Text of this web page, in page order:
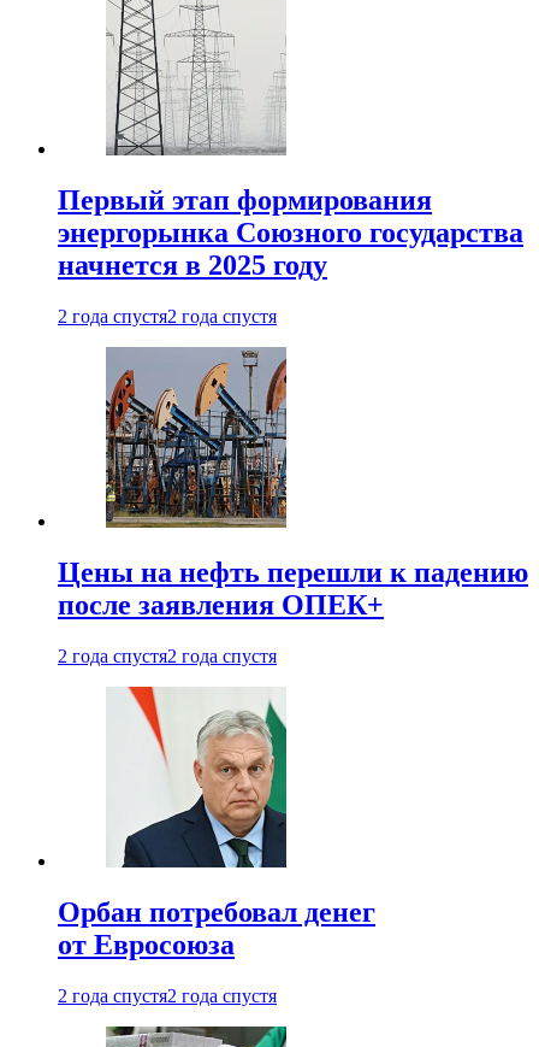
Первый этап формирования
энергорынка Союзного государства
начнется в 2025 году
2 года спустя2 года спустя
Цены на нефть перешли к падению
после заявления ОПЕК+
2 года спустя2 года спустя
Орбан потребовал денег
от Евросоюза
2 года спустя2 года спустя